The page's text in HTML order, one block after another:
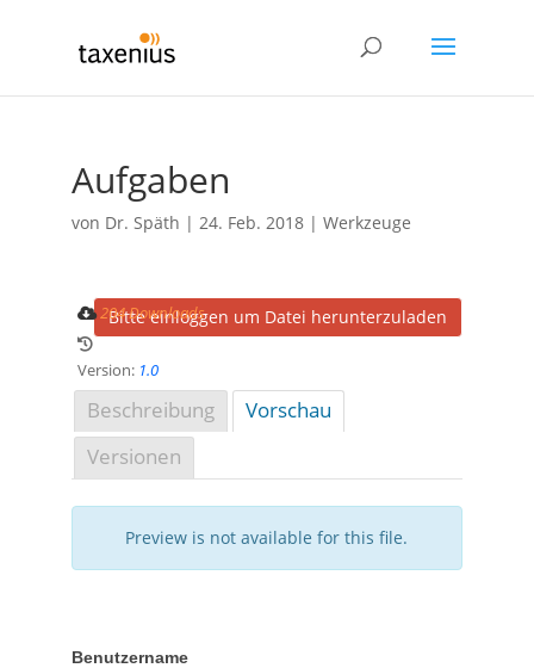
Aufgaben
von Dr. Späth | 24. Feb. 2018| Werkzeuge
Bitte einloggen um Datei herunterzuladen
204 Downloads
Version: 1.0
Beschreibung
Vorschau
Versionen
Preview is not available for this file.
Benutzername